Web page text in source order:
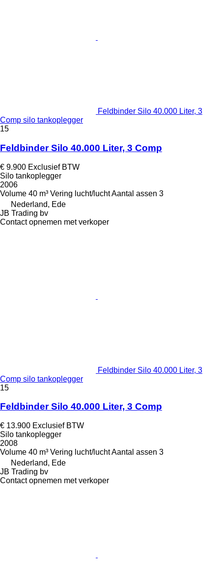
Feldbinder Silo 40.000 Liter, 3
Comp silo tankoplegger
15
Feldbinder Silo 40.000 Liter, 3 Comp
€ 9.900 Exclusief BTW
Silo tankoplegger
2006
Volume 40 m³ Vering lucht/luchtAantal assen 3
Nederland, Ede
JB Trading bv
Contact opnemen met verkoper
Feldbinder Silo 40.000 Liter, 3
Comp silo tankoplegger
15
Feldbinder Silo 40.000 Liter, 3 Comp
€ 13.900 Exclusief BTW
Silo tankoplegger
2008
Volume 40 m³ Vering lucht/luchtAantal assen 3
Nederland, Ede
JB Trading bv
Contact opnemen met verkoper